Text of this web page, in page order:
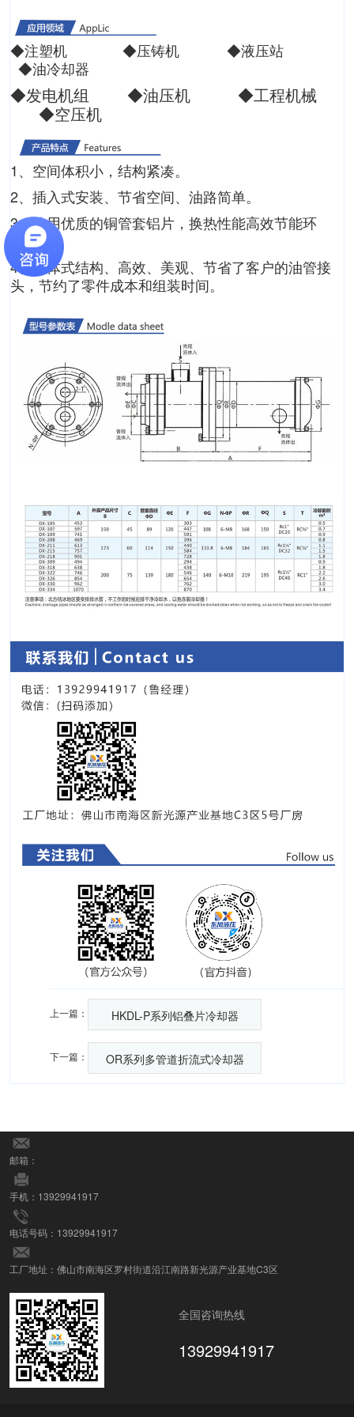
◆注塑机 ◆压铸机 ◆液压站
◆油冷却器
◆发电机组 ◆油压机 ◆工程机械
◆空压机
1、空间体积小，结构紧凑。
2、插入式安装、节省空间、油路简单。
3、使用优质的铜管套铝片，换热性能高效节能环
保。
4、一体式结构、高效、美观、节省了客户的油管接
头，节约了零件成本和组装时间。
上一篇： HKDL-P系列铝叠片冷却器
下一篇： OR系列多管道折流式冷却器
邮箱：
手机：13929941917
电话号码：13929941917
工厂地址：佛山市南海区罗村街道沿江南路新光源产业基地C3区
全国咨询热线
13929941917